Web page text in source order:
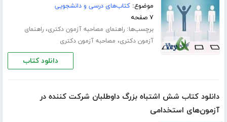
موضوع:کتاب‌های درسی و دانشجویی
۷ صفحه
برچسب‌ها:راهنمای مصاحبه آزمون دکتری،راهنمای
آزمون دکتری، مصاحبه آزمون دکتری
دانلود کتاب
دانلود کتاب شش اشتباه بزرگ داوطلبان شرکت کننده در
آزمون‌های استخدامی